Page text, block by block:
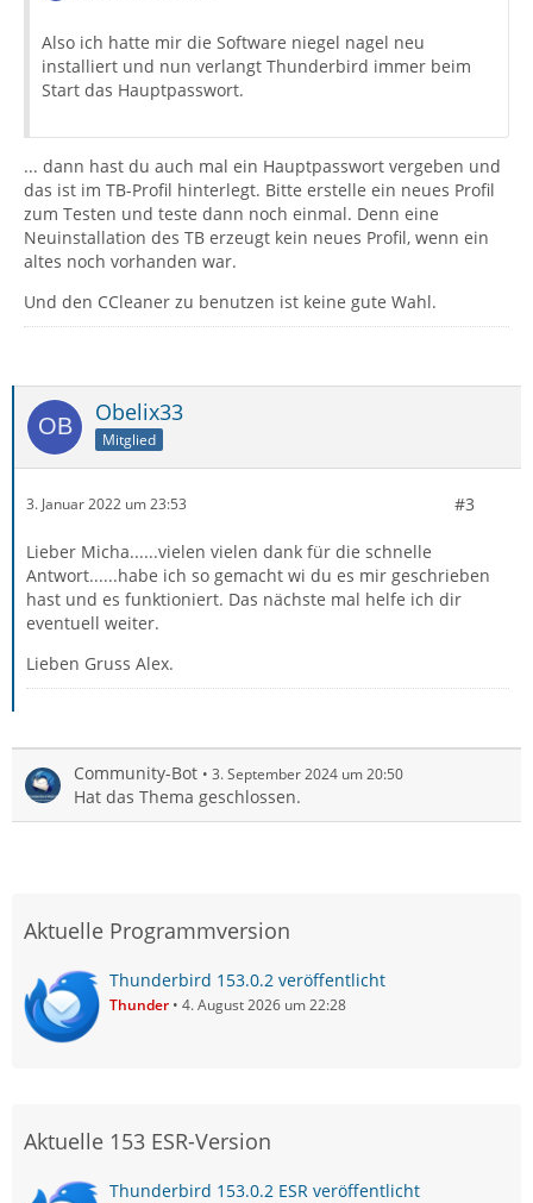
Also ich hatte mir die Software niegel nagel neu
installiert und nun verlangt Thunderbird immer beim
Start das Hauptpasswort.
... dann hast du auch mal ein Hauptpasswort vergeben und
das ist im TB-Profil hinterlegt. Bitte erstelle ein neues Profil
zum Testen und teste dann noch einmal. Denn eine
Neuinstallation des TB erzeugt kein neues Profil, wenn ein
altes noch vorhanden war.
Und den CCleaner zu benutzen ist keine gute Wahl.
Obelix33
Mitglied
3. Januar 2022 um 23:53 #3
Lieber Micha......vielen vielen dank für die schnelle
Antwort......habe ich so gemacht wi du es mir geschrieben
hast und es funktioniert. Das nächste mal helfe ich dir
eventuell weiter.
Lieben Gruss Alex.
Community-Bot 3. September 2024 um 20:50
Hat das Thema geschlossen.
Aktuelle Programmversion
Thunderbird 153.0.2 veröffentlicht
Thunder 4. August 2026 um 22:28
Aktuelle 153 ESR-Version
Thunderbird 153.0.2 ESR veröffentlicht